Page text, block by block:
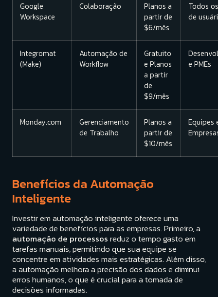
Google
Workspace
Colaboração
Planos a
partir de
$6/mês
Todos
de
Integromat
(Make)
Automação de
Workflow
Gratuito
e Planos
a partir
de
$9/mês
e PMEs
Monday.com
Gerenciamento
de Trabalho
Planos a
partir de
$10/mês
Equipes
Benefícios da Automação
Inteligente
Investir em automação inteligente oferece uma
variedade de benefícios para as empresas. Primeiro, a
automação de processosreduz o tempo gasto em
tarefas manuais, permitindo que sua equipe se
concentre em atividades mais estratégicas. Além disso,
a automação melhora a precisão dos dados e diminui
erros humanos, o que é crucial para a tomada de
decisões informadas.